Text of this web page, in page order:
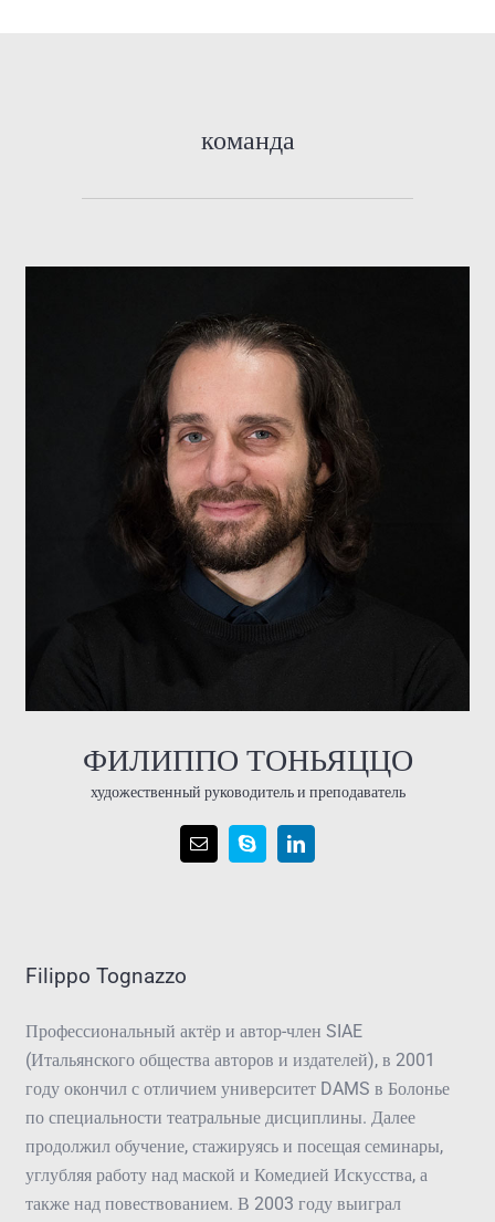
команда
ФИЛИППО ТОНЬЯЦЦО
художественный руководитель и преподаватель
Filippo Tognazzo
Профессиональный актёр и автор-член SIAE
(Итальянского общества авторов и издателей), в 2001
году окончил с отличием университет DAMS в Болонье
по специальности театральные дисциплины. Далее
продолжил обучение, стажируясь и посещая семинары,
углубляя работу над маской и Комедией Искусства, а
также над повествованием. В 2003 году выиграл